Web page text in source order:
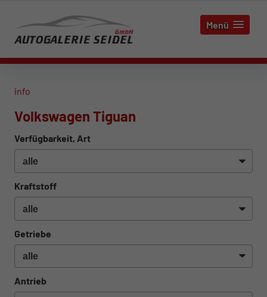
Menü
info
Volkswagen Tiguan
Verfügbarkeit, Art
Kraftstoff
Getriebe
Antrieb